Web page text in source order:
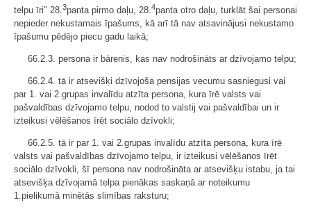
telpu īri" 28.3panta pirmo daļu, 28.4panta otro daļu, turklāt šai personai
nepieder nekustamais īpašums, kā arī tā nav atsavinājusi nekustamo
īpašumu pēdējo piecu gadu laikā;
66.2.3. persona ir bārenis, kas nav nodrošināts ar dzīvojamo telpu;
66.2.4. tā ir atsevišķi dzīvojoša pensijas vecumu sasniegusi vai
par 1. vai 2.grupas invalīdu atzīta persona, kura īrē valsts vai
pašvaldības dzīvojamo telpu, nodod to valstij vai pašvaldībai un ir
izteikusi vēlēšanos īrēt sociālo dzīvokli;
66.2.5. tā ir par 1. vai 2.grupas invalīdu atzīta persona, kura īrē
valsts vai pašvaldības dzīvojamo telpu, ir izteikusi vēlēšanos īrēt
sociālo dzīvokli, šī persona nav nodrošināta ar atsevišķu istabu, ja tai
atsevišķa dzīvojamā telpa pienākas saskaņā ar noteikumu
1.pielikumā minētās slimības raksturu;